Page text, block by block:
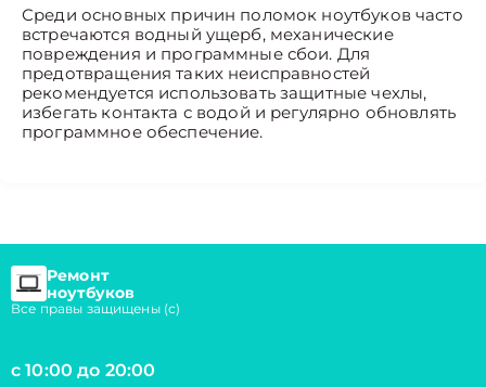
Среди основных причин поломок ноутбуков часто
встречаются водный ущерб, механические
повреждения и программные сбои. Для
предотвращения таких неисправностей
рекомендуется использовать защитные чехлы,
избегать контакта с водой и регулярно обновлять
программное обеспечение.
Ремонт
ноутбуков
Все правы защищены (с)
с 10:00 до 20:00